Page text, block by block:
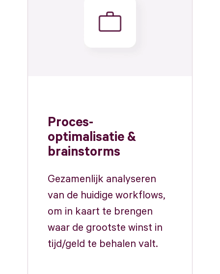
Proces-
optimalisatie &
brainstorms
Gezamenlijk analyseren
van de huidige workflows,
om in kaart te brengen
waar de grootste winst in
tijd/geld te behalen valt.